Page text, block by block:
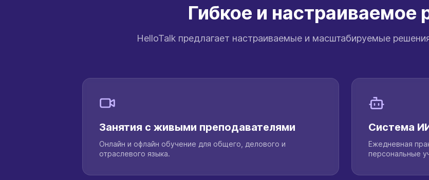
Гибкое и настраиваемое
HelloTalk предлагает настраиваемые и масштабируемые
Занятия с живыми преподавателями
Онлайн и офлайн обучение для общего, делового и
отраслевого языка.
Система
Ежедневная
персональные